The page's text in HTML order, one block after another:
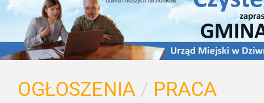
OGŁOSZENIA / PRACA